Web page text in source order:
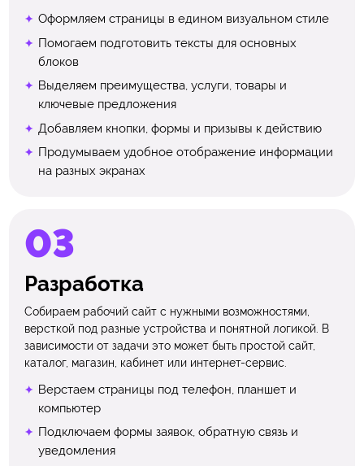
Оформляем страницы в едином визуальном стиле
Помогаем подготовить тексты для основных
блоков
Выделяем преимущества, услуги, товары и
ключевые предложения
Добавляем кнопки, формы и призывы к действию
Продумываем удобное отображение информации
на разных экранах
Разработка
Собираем рабочий сайт с нужными возможностями,
версткой под разные устройства и понятной логикой. В
зависимости от задачи это может быть простой сайт,
каталог, магазин, кабинет или интернет-сервис.
Верстаем страницы под телефон, планшет и
компьютер
Подключаем формы заявок, обратную связь и
уведомления